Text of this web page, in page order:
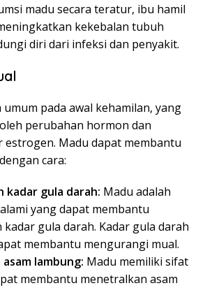
madu secara teratur, ibu hamil
kekebalan tubuh
diri dari infeksi dan penyakit.
pada awal kehamilan, yang
perubahan hormon dan
estrogen. Madu dapat membantu
cara:
kadar gula darah: Madu adalah
yang dapat membantu
gula darah. Kadar gula darah
membantu mengurangi mual.
lambung: Madu memiliki sifat
membantu menetralkan asam